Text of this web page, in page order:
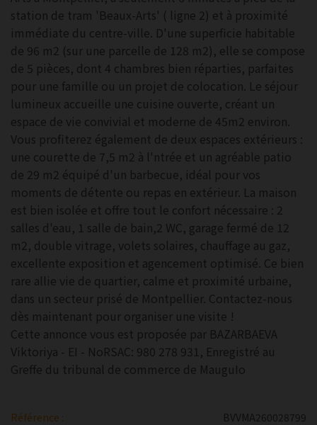
station de tram 'Beaux-Arts' ( ligne 2) et à proximité
immédiate du centre-ville. D'une superficie habitable
de 96 m2 (sur une parcelle de 128 m2), elle se compose
de 5 pièces, dont 4 chambres bien réparties, parfaites
pour une famille ou un projet de colocation. Le séjour
lumineux accueille une cuisine ouverte, créant un
espace de vie convivial et moderne de 45m2 environ.
Vous profiterez également de deux espaces extérieurs :
une courette de 7,5 m2 à l'ntrée et un agréable patio
de 29 m2 équipé d'un barbecue, idéal pour vos
moments de détente ou repas en extérieur. La maison
est bien isolée et offre tout le confort nécessaire : 2
salles d'eau, 1 salle de bain,2 WC, garage fermé de 12
m2, double vitrage, volets solaires, chauffage au gaz,
excellente exposition et agencement optimisé. Ce bien
rare allie vie de quartier, calme et proximité urbaine,
dans un secteur prisé de Montpellier. Contactez-nous
dès maintenant pour organiser une visite !
Cette annonce vous est proposée par BAZARBAEVA
Viktoriya - EI - NoRSAC: 980 278 931, Enregistré au
Greffe du tribunal de commerce de MauguIo
Référence :
BVVMA260028799